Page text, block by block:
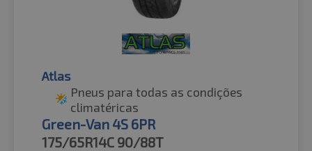
Atlas
Pneus para todas as condições
climatéricas
Green-Van 4S 6PR
175/65R14C 90/88T